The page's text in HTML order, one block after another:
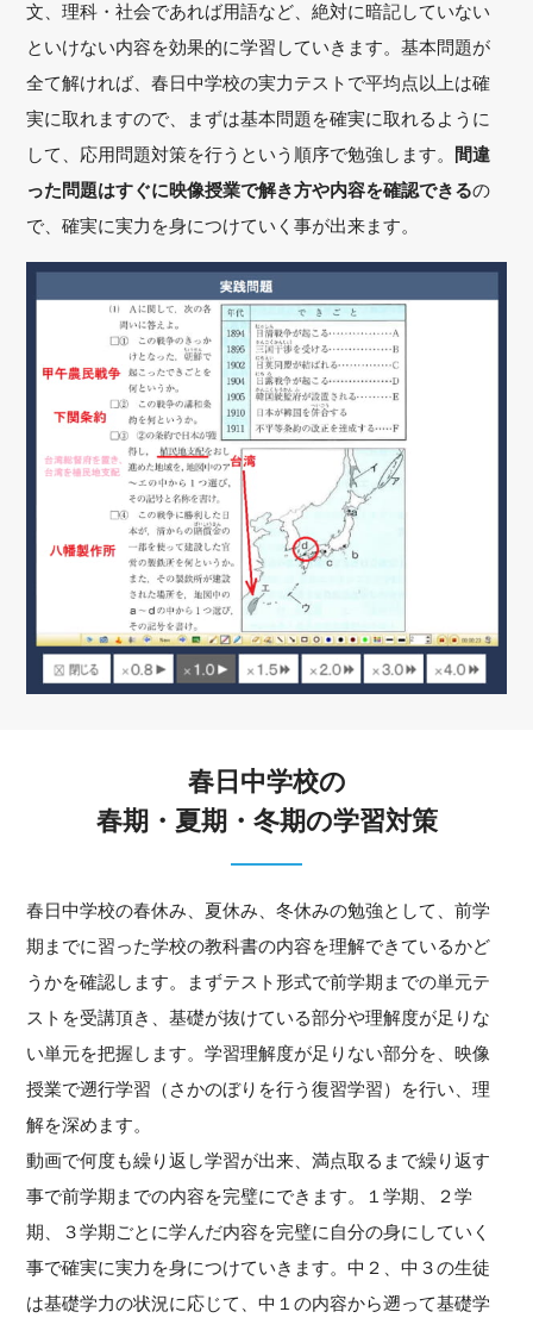
文、理科・社会であれば用語など、絶対に暗記していない
といけない内容を効果的に学習していきます。基本問題が
全て解ければ、春日中学校の実力テストで平均点以上は確
実に取れますので、まずは基本問題を確実に取れるように
して、応用問題対策を行うという順序で勉強します。 間違
った問題はすぐに映像授業で解き方や内容を確認できるの
で、確実に実力を身につけていく事が出来ます。
春日中学校の
春期・夏期・冬期の学習対策
春日中学校の春休み、夏休み、冬休みの勉強として、前学
期までに習った学校の教科書の内容を理解できているかど
うかを確認します。まずテスト形式で前学期までの単元テ
ストを受講頂き、基礎が抜けている部分や理解度が足りな
い単元を把握します。学習理解度が足りない部分を、映像
授業で遡行学習（さかのぼりを行う復習学習）を行い、理
解を深めます。
動画で何度も繰り返し学習が出来、満点取るまで繰り返す
事で前学期までの内容を完璧にできます。１学期、２学
期、３学期ごとに学んだ内容を完璧に自分の身にしていく
事で確実に実力を身につけていきます。中２、中３の生徒
は基礎学力の状況に応じて、中１の内容から遡って基礎学